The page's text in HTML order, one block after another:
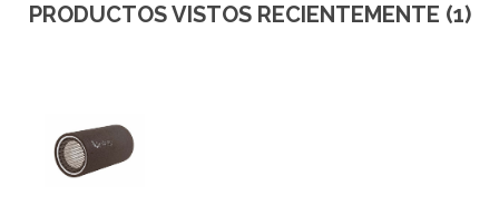
PRODUCTOS VISTOS RECIENTEMENTE (1)